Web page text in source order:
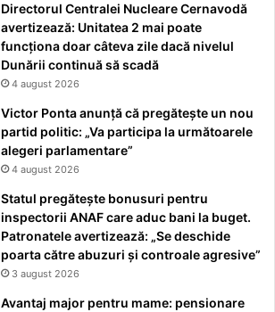
Directorul Centralei Nucleare Cernavodă
avertizează: Unitatea 2 mai poate
funcționa doar câteva zile dacă nivelul
Dunării continuă să scadă
4 august 2026
Victor Ponta anunță că pregătește un nou
partid politic: „Va participa la următoarele
alegeri parlamentare”
4 august 2026
Statul pregătește bonusuri pentru
inspectorii ANAF care aduc bani la buget.
Patronatele avertizează: „Se deschide
poarta către abuzuri și controale agresive”
3 august 2026
Avantaj major pentru mame: pensionare